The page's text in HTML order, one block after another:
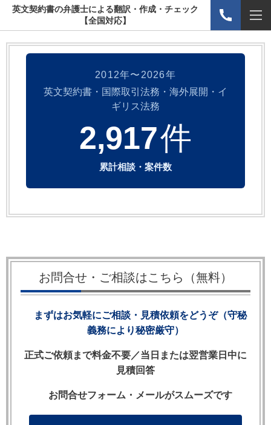
英文契約書の弁護士による翻訳・作成・チェック
【全国対応】
2012年〜2026年
英文契約書・国際取引法務・海外展開・イ
ギリス法務
2,917件
累計相談・案件数
国を限定しな
企業を可能
ートしたい
から，取扱
ん。
幅広い業種・
従業員数名
ー企業ま
で。大学・
公的機関か
らのご依頼
英文・和文契
作成・翻訳・
ックに対応。
務に精通した
お問合せ・ご相談はこちら（無料）
まずはお気軽にご相談・見積依頼をどうぞ（守秘
義務により秘密厳守）
正式ご依頼まで料金不要／当日または翌営業日中に
見積回答
お問合せフォーム・メールがスムーズです